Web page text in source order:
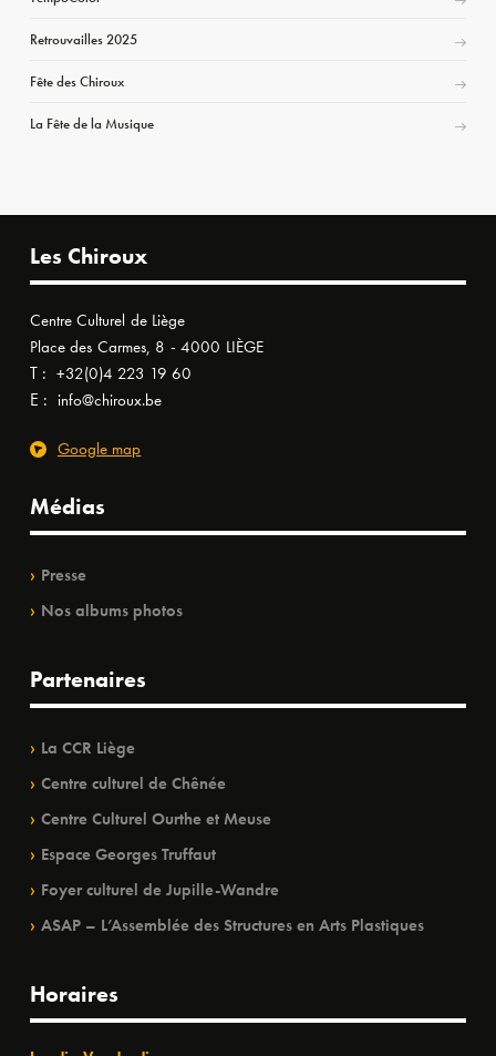
Retrouvailles 2025
Fête des Chiroux
La Fête de la Musique
Les Chiroux
Centre Culturel de Liège
Place des Carmes, 8 - 4000 LIÈGE
T : +32(0)4 223 19 60
E : info@chiroux.be
Google map
Médias
Presse
Nos albums photos
Partenaires
La CCR Liège
Centre culturel de Chênée
Centre Culturel Ourthe et Meuse
Espace Georges Truffaut
Foyer culturel de Jupille-Wandre
ASAP – L’Assemblée des Structures en Arts Plastiques
Horaires